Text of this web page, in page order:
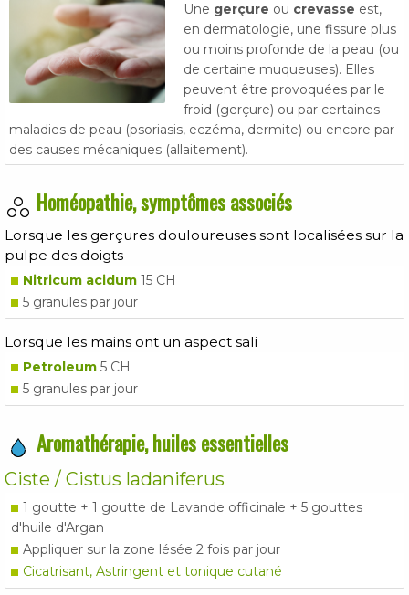
Une gerçure ou crevasse est,
en dermatologie, une fissure plus
ou moins profonde de la peau (ou
de certaine muqueuses). Elles
peuvent être provoquées par le
froid (gerçure) ou par certaines
maladies de peau (psoriasis, eczéma, dermite) ou encore par
des causes mécaniques (allaitement).
Homéopathie, symptômes associés
Lorsque les gerçures douloureuses sont localisées sur la
pulpe des doigts
Nitricum acidum 15 CH
5 granules par jour
Lorsque les mains ont un aspect sali
Petroleum 5 CH
5 granules par jour
Aromathérapie, huiles essentielles
Ciste / Cistus ladaniferus
1 goutte + 1 goutte de Lavande officinale + 5 gouttes
d'huile d'Argan
Appliquer sur la zone lésée 2 fois par jour
Cicatrisant, Astringent et tonique cutané